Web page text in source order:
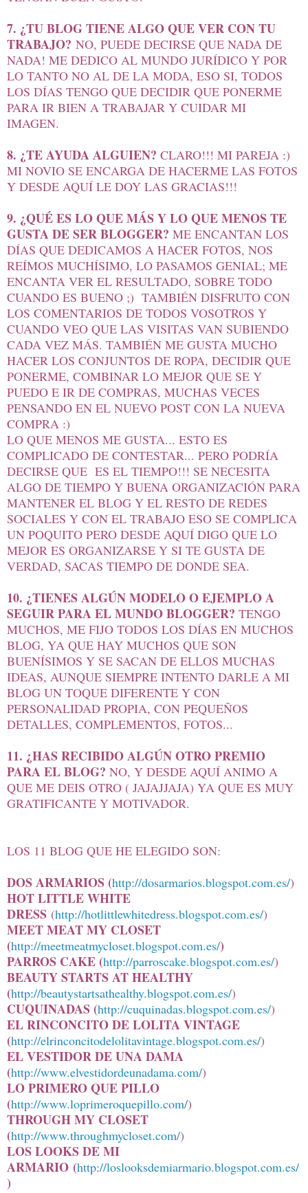
7. ¿TU BLOG TIENE ALGO QUE VER CON TU
TRABAJO? NO, PUEDE DECIRSE QUE NADA DE
NADA! ME DEDICO AL MUNDO JURÍDICO Y POR
LO TANTO NO AL DE LA MODA, ESO SI, TODOS
LOS DÍAS TENGO QUE DECIDIR QUE PONERME
PARA IR BIEN A TRABAJAR Y CUIDAR MI
IMAGEN.
8. ¿TE AYUDA ALGUIEN? CLARO!!! MI PAREJA :)
MI NOVIO SE ENCARGA DE HACERME LAS FOTOS
Y DESDE AQUÍ LE DOY LAS GRACIAS!!!
9. ¿QUÉ ES LO QUE MÁS Y LO QUE MENOS TE
GUSTA DE SER BLOGGER? ME ENCANTAN LOS
DÍAS QUE DEDICAMOS A HACER FOTOS, NOS
REÍMOS MUCHÍSIMO, LO PASAMOS GENIAL; ME
ENCANTA VER EL RESULTADO, SOBRE TODO
CUANDO ES BUENO ;) TAMBIÉN DISFRUTO CON
LOS COMENTARIOS DE TODOS VOSOTROS Y
CUANDO VEO QUE LAS VISITAS VAN SUBIENDO
CADA VEZ MÁS. TAMBIÉN ME GUSTA MUCHO
HACER LOS CONJUNTOS DE ROPA, DECIDIR QUE
PONERME, COMBINAR LO MEJOR QUE SE Y
PUEDO E IR DE COMPRAS, MUCHAS VECES
PENSANDO EN EL NUEVO POST CON LA NUEVA
COMPRA :)
LO QUE MENOS ME GUSTA... ESTO ES
COMPLICADO DE CONTESTAR... PERO PODRÍA
DECIRSE QUE ES EL TIEMPO!!! SE NECESITA
ALGO DE TIEMPO Y BUENA ORGANIZACIÓN PARA
MANTENER EL BLOG Y EL RESTO DE REDES
SOCIALES Y CON EL TRABAJO ESO SE COMPLICA
UN POQUITO PERO DESDE AQUÍ DIGO QUE LO
MEJOR ES ORGANIZARSE Y SI TE GUSTA DE
VERDAD, SACAS TIEMPO DE DONDE SEA.
10. ¿TIENES ALGÚN MODELO O EJEMPLO A
SEGUIR PARA EL MUNDO BLOGGER? TENGO
MUCHOS, ME FIJO TODOS LOS DÍAS EN MUCHOS
BLOG, YA QUE HAY MUCHOS QUE SON
BUENÍSIMOS Y SE SACAN DE ELLOS MUCHAS
IDEAS, AUNQUE SIEMPRE INTENTO DARLE A MI
BLOG UN TOQUE DIFERENTE Y CON
PERSONALIDAD PROPIA, CON PEQUEÑOS
DETALLES, COMPLEMENTOS, FOTOS...
11. ¿HAS RECIBIDO ALGÚN OTRO PREMIO
PARA EL BLOG? NO, Y DESDE AQUÍ ANIMO A
QUE ME DEIS OTRO ( JAJAJJAJA) YA QUE ES MUY
GRATIFICANTE Y MOTIVADOR.
LOS 11 BLOG QUE HE ELEGIDO SON:
DOS ARMARIOS (http://dosarmarios.blogspot.com.es/)
HOT LITTLE WHITE
DRESS (http://hotlittlewhitedress.blogspot.com.es/)
MEET MEAT MY CLOSET
(http://meetmeatmycloset.blogspot.com.es/)
PARROS CAKE (http://parroscake.blogspot.com.es/)
BEAUTY STARTS AT HEALTHY
(http://beautystartsathealthy.blogspot.com.es/)
CUQUINADAS (http://cuquinadas.blogspot.com.es/)
EL RINCONCITO DE LOLITA VINTAGE
(http://elrinconcitodelolitavintage.blogspot.com.es/)
EL VESTIDOR DE UNA DAMA
(http://www.elvestidordeunadama.com/)
LO PRIMERO QUE PILLO
(http://www.loprimeroquepillo.com/)
THROUGH MY CLOSET
(http://www.throughmycloset.com/)
LOS LOOKS DE MI
ARMARIO (http://loslooksdemiarmario.blogspot.com.es/
)